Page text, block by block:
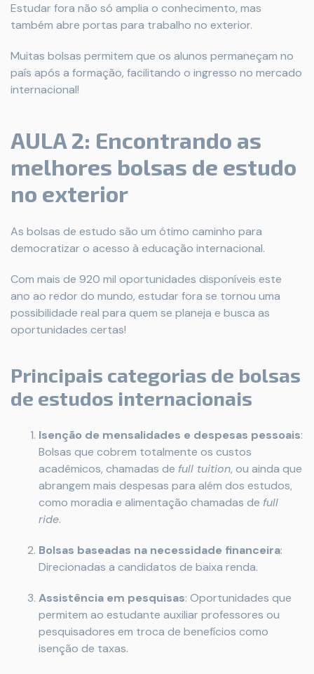
Estudar fora não só amplia o conhecimento, mas
também abre portas para trabalho no exterior.
Muitas bolsas permitem que os alunos permaneçam no
país após a formação, facilitando o ingresso no mercado
internacional!
AULA 2: Encontrando as
melhores bolsas de estudo
no exterior
As bolsas de estudo são um ótimo caminho para
democratizar o acesso à educação internacional.
Com mais de 920 mil oportunidades disponíveis este
ano ao redor do mundo, estudar fora se tornou uma
possibilidade real para quem se planeja e busca as
oportunidades certas!
Principais categorias de bolsas
de estudos internacionais
Isenção de mensalidades e despesas pessoais:
Bolsas que cobrem totalmente os custos
acadêmicos, chamadas de full tuition, ou ainda que
abrangem mais despesas para além dos estudos,
como moradia e alimentação chamadas de full
ride.
Bolsas baseadas na necessidade financeira:
Direcionadas a candidatos de baixa renda.
Assistência em pesquisas: Oportunidades que
permitem ao estudante auxiliar professores ou
pesquisadores em troca de benefícios como
isenção de taxas.